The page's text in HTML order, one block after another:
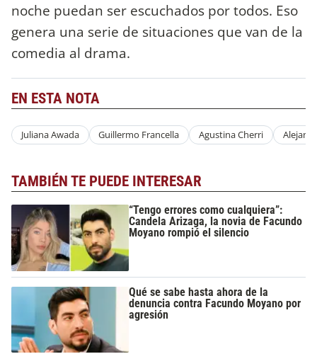
noche puedan ser escuchados por todos. Eso
genera una serie de situaciones que van de la
comedia al drama.
EN ESTA NOTA
Juliana Awada Guillermo Francella Agustina Cherri
TAMBIÉN TE PUEDE INTERESAR
“Tengo errores como cualquiera”:
Candela Arizaga, la novia de Facundo
Moyano rompió el silencio
Qué se sabe hasta ahora de la
denuncia contra Facundo Moyano por
agresión